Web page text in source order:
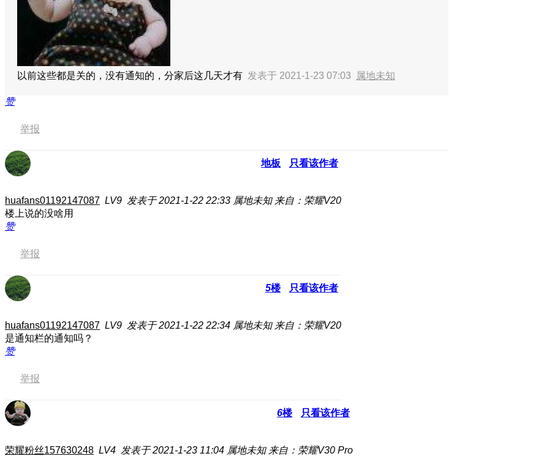
以前这些都是关的，没有通知的，分家后这几天才有 发表于 2021-1-23 07:03 属地未知
赞
举报
地板 只看该作者
huafans01192147087 LV9 发表于 2021-1-22 22:33 属地未知 来自：荣耀V20
楼上说的没啥用
赞
举报
5楼 只看该作者
huafans01192147087 LV9 发表于 2021-1-22 22:34 属地未知 来自：荣耀V20
是通知栏的通知吗？
赞
举报
6楼 只看该作者
荣耀粉丝157630248 LV4 发表于 2021-1-23 11:04 属地未知 来自：荣耀V30 Pro